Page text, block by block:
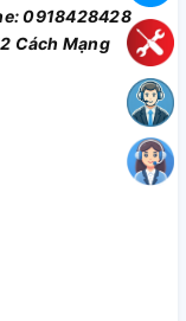
0918428428
Cách Mạng